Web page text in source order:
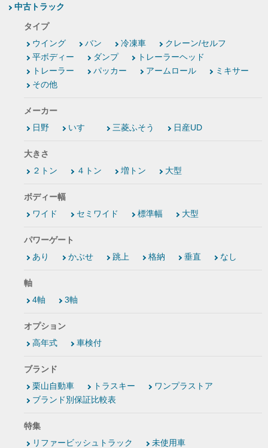
中古トラック
タイプ
ウイング
バン 冷凍車
クレーン/セルフ
平ボディー
ダンプ
トレーラーヘッド
トレーラー
パッカー アームロール
ミキサー
その他
メーカー
日野
いすゞ 三菱ふそう 日産UD
大きさ
２トン
４トン 増トン 大型
ボディー幅
ワイド
セミワイド 標準幅 大型
パワーゲート
あり
かぶせ 跳上 格納 垂直 なし
軸
4軸
3軸
オプション
高年式
車検付
ブランド
栗山自動車
トラスキー
ワンプラストア
ブランド別保証比較表
特集
リファービッシュトラック
未使用車